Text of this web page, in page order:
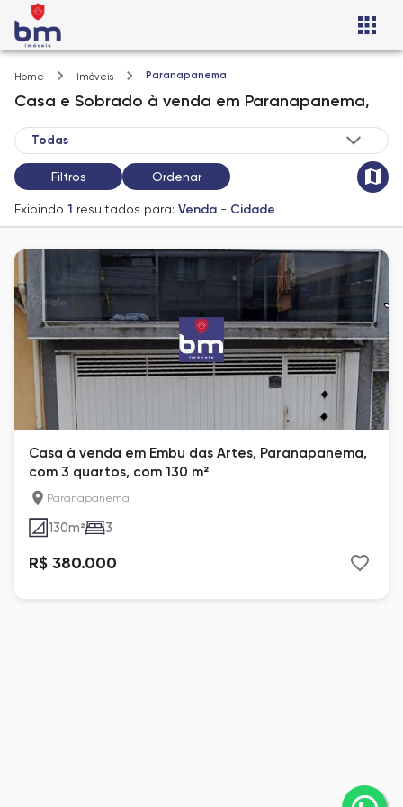
Home Imóveis Paranapanema
Casa e Sobrado à venda em Paranapanema,
Filtros Ordenar
Exibindo 1 resultados para: Venda - Cidade
Casa à venda em Embu das Artes, Paranapanema,
com 3 quartos, com 130 m²
Paranapanema
130m² 3
R$ 380.000